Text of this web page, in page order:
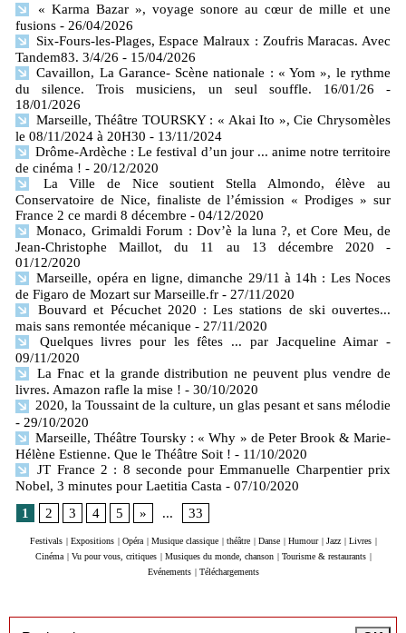
« Karma Bazar », voyage sonore au cœur de mille et une
fusions - 26/04/2026
Six-Fours-les-Plages, Espace Malraux : Zoufris Maracas. Avec
Tandem83. 3/4/26 - 15/04/2026
Cavaillon, La Garance- Scène nationale : « Yom », le rythme
du silence. Trois musiciens, un seul souffle. 16/01/26
-
18/01/2026
Marseille, Théâtre TOURSKY : « Akai Ito », Cie Chrysomèles
le 08/11/2024 à 20H30 - 13/11/2024
Drôme-Ardèche : Le festival d’un jour ... anime notre territoire
de cinéma ! - 20/12/2020
La Ville de Nice soutient Stella Almondo, élève au
Conservatoire de Nice, finaliste de l’émission « Prodiges » sur
France 2 ce mardi 8 décembre - 04/12/2020
Monaco, Grimaldi Forum : Dov’è la luna ?, et Core Meu, de
Jean-Christophe Maillot, du 11 au 13 décembre 2020
-
01/12/2020
Marseille, opéra en ligne, dimanche 29/11 à 14h : Les Noces
de Figaro de Mozart sur Marseille.fr - 27/11/2020
Bouvard et Pécuchet 2020 : Les stations de ski ouvertes...
mais sans remontée mécanique - 27/11/2020
Quelques livres pour les fêtes ... par Jacqueline Aimar -
09/11/2020
La Fnac et la grande distribution ne peuvent plus vendre de
livres. Amazon rafle la mise ! - 30/10/2020
2020, la Toussaint de la culture, un glas pesant et sans mélodie
- 29/10/2020
Marseille, Théâtre Toursky : « Why » de Peter Brook & Marie-
Hélène Estienne. Que le Théâtre Soit ! - 11/10/2020
JT France 2 : 8 seconde pour Emmanuelle Charpentier prix
Nobel, 3 minutes pour Laetitia Casta - 07/10/2020
1
2 3 4 5 » ... 33
Festivals | Expositions | Opéra | Musique classique | théâtre | Danse | Humour | Jazz | Livres |
Cinéma | Vu pour vous, critiques | Musiques du monde, chanson | Tourisme & restaurants |
Evénements | Téléchargements